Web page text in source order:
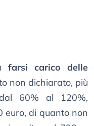
farsi carico delle
non dichiarato, più
60% al 120%,
euro, di quanto non